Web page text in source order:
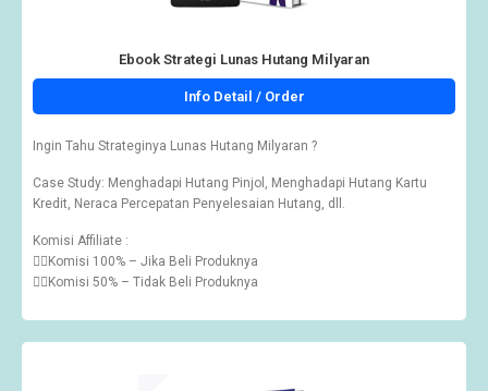
Ebook Strategi Lunas Hutang Milyaran
Info Detail / Order
Ingin Tahu Strateginya Lunas Hutang Milyaran ?
Case Study: Menghadapi Hutang Pinjol, Menghadapi Hutang Kartu
Kredit, Neraca Percepatan Penyelesaian Hutang, dll.
Komisi Affiliate :
👉🏽Komisi 100% – Jika Beli Produknya
👉🏽Komisi 50% – Tidak Beli Produknya